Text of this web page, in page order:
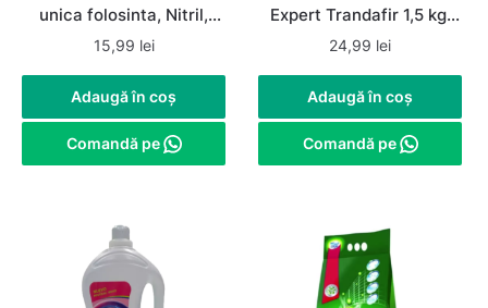
unica folosinta, Nitril,
nepudrate, negre,
15,99 lei
Adaugă în coș
Comandă pe
Expert Trandafir 1,5 kg,
rufe albe si colorate
24,99 lei
Adaugă în coș
Comandă pe